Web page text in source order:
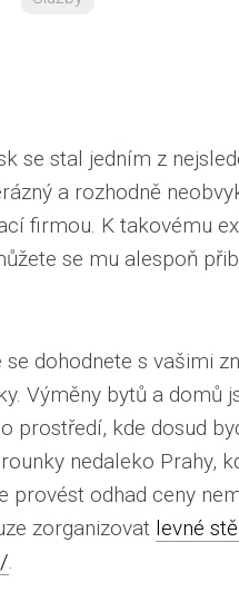
se stal jedním z
a rozhodně
firmou. K takovému
se mu alespoň
se dohodnete s vašimi
Výměny bytů a domů
prostředí, kde dosud
nedaleko Prahy,
provést odhad ceny
zorganizovat levné
.